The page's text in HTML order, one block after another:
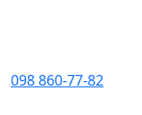
098 860-77-82